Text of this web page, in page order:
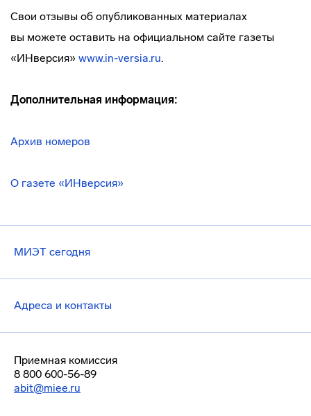
Свои отзывы об опубликованных материалах
вы можете оставить на официальном сайте газеты
«ИНверсия» www.in-versia.ru.
Дополнительная информация:
Архив номеров
О газете «ИНверсия»
МИЭТ сегодня
Адреса и контакты
Приемная комиссия
8 800 600-56-89
abit@miee.ru